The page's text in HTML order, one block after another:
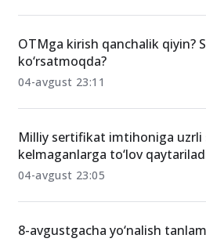
OTMga kirish qanchalik qiyin?
ko‘rsatmoqda?
04-avgust 23:11
Milliy sertifikat imtihoniga uzrli
kelmaganlarga to‘lov
04-avgust 23:05
8-avgustgacha yo‘nalish